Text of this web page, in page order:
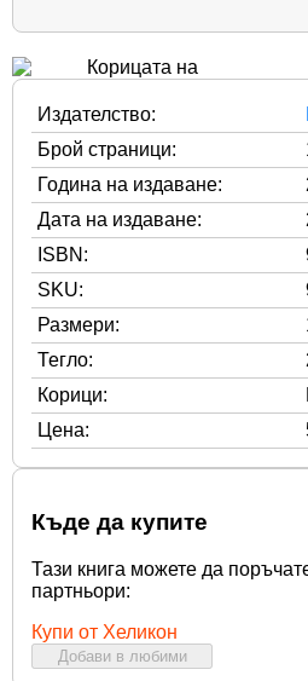
Издателство:
Брой страници:
Година на издаване:
Дата на издаване:
ISBN:
SKU:
Размери:
Тегло:
Корици:
Цена:
Къде да купите
Тази книга можете да
партньори:
Купи от Хеликон
Добави в любими